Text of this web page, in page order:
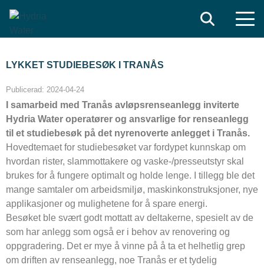
Search
LYKKET STUDIEBESØK I TRANÅS
Publicerad: 2024-04-24
I samarbeid med Tranås avløpsrenseanlegg inviterte
Hydria Water operatører og ansvarlige for renseanlegg
til et studiebesøk på det nyrenoverte anlegget i Tranås.
Hovedtemaet for studiebesøket var fordypet kunnskap om
hvordan rister, slammottakere og vaske-/presseutstyr skal
brukes for å fungere optimalt og holde lenge. I tillegg ble det
mange samtaler om arbeidsmiljø, maskinkonstruksjoner, nye
applikasjoner og mulighetene for å spare energi.
Besøket ble svært godt mottatt av deltakerne, spesielt av de
som har anlegg som også er i behov av renovering og
oppgradering. Det er mye å vinne på å ta et helhetlig grep
om driften av renseanlegg, noe Tranås er et tydelig